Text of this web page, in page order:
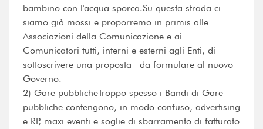
bambino con l'acqua sporca.Su questa strada ci
siamo già mossi e proporremo in primis alle
Associazioni della Comunicazione e ai
Comunicatori tutti, interni e esterni agli Enti, di
sottoscrivere una proposta da formulare al nuovo
Governo.
2) Gare pubblicheTroppo spesso i Bandi di Gare
pubbliche contengono, in modo confuso, advertising
e RP, maxi eventi e soglie di sbarramento di fatturato